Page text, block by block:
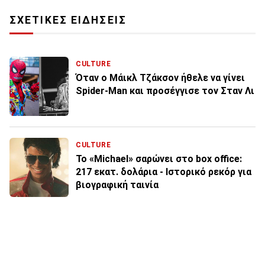
ΣΧΕΤΙΚΕΣ ΕΙΔΗΣΕΙΣ
CULTURE
Όταν ο Μάικλ Τζάκσον ήθελε να γίνει
Spider-Man και προσέγγισε τον Σταν Λι
CULTURE
Το «Michael» σαρώνει στο box office:
217 εκατ. δολάρια - Ιστορικό ρεκόρ για
βιογραφική ταινία